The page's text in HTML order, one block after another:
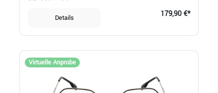
Details 179,90 €*
Virtuelle Anprobe